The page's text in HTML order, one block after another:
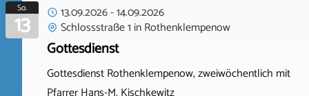
So.
13 13.09.2026-14.09.2026
Schlossstraße 1 inRothenklempenow
Gottesdienst
Gottesdienst Rothenklempenow, zweiwöchentlich mit